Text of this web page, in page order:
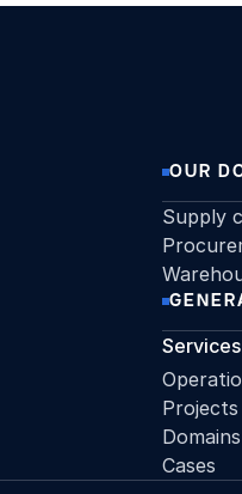
OUR
Supply
Services
Domains
Cases